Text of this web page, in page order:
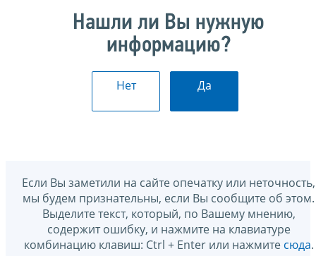
Нашли ли Вы нужную
информацию?
Нет Да
Если Вы заметили на сайте опечатку или неточность,
мы будем признательны, если Вы сообщите об этом.
Выделите текст, который, по Вашему мнению,
содержит ошибку, и нажмите на клавиатуре
комбинацию клавиш: Ctrl + Enter или нажмите сюда.